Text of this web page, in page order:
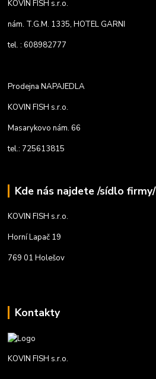
KOVIN FISH s.r.o.
nám. T.G.M. 1335, HOTEL GARNI
tel. : 608982777
Prodejna NAPAJEDLA
KOVIN FISH s.r.o.
Masarykovo nám. 66
tel.: 725613815
Kde nás najdete /sídlo firmy/
KOVIN FISH s.r.o.
Horní Lapač 19
769 01 Holešov
Kontakty
KOVIN FISH s.r.o.